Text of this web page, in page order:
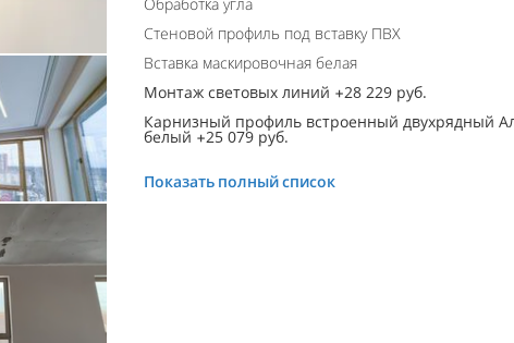
Стеновой профиль под вставку ПВХ
Вставка маскировочная белая
Монтаж световых линий +28 229 руб.
Карнизный профиль встроенный двухрядный
белый +25 079 руб.
Показать полный список